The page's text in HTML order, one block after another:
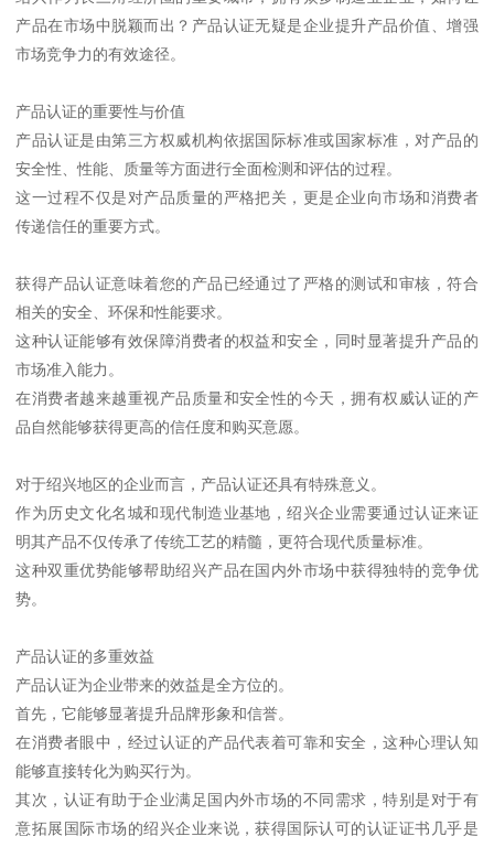
产品在市场中脱颖而出？产品认证无疑是企业提升产品价值、增强
市场竞争力的有效途径。
产品认证的重要性与价值
产品认证是由第三方权威机构依据国际标准或国家标准，对产品的
安全性、性能、质量等方面进行全面检测和评估的过程。
这一过程不仅是对产品质量的严格把关，更是企业向市场和消费者
传递信任的重要方式。
获得产品认证意味着您的产品已经通过了严格的测试和审核，符合
相关的安全、环保和性能要求。
这种认证能够有效保障消费者的权益和安全，同时显著提升产品的
市场准入能力。
在消费者越来越重视产品质量和安全性的今天，拥有权威认证的产
品自然能够获得更高的信任度和购买意愿。
对于绍兴地区的企业而言，产品认证还具有特殊意义。
作为历史文化名城和现代制造业基地，绍兴企业需要通过认证来证
明其产品不仅传承了传统工艺的精髓，更符合现代质量标准。
这种双重优势能够帮助绍兴产品在国内外市场中获得独特的竞争优
势。
产品认证的多重效益
产品认证为企业带来的效益是全方位的。
首先，它能够显著提升品牌形象和信誉。
在消费者眼中，经过认证的产品代表着可靠和安全，这种心理认知
能够直接转化为购买行为。
其次，认证有助于企业满足国内外市场的不同需求，特别是对于有
意拓展国际市场的绍兴企业来说，获得国际认可的认证证书几乎是